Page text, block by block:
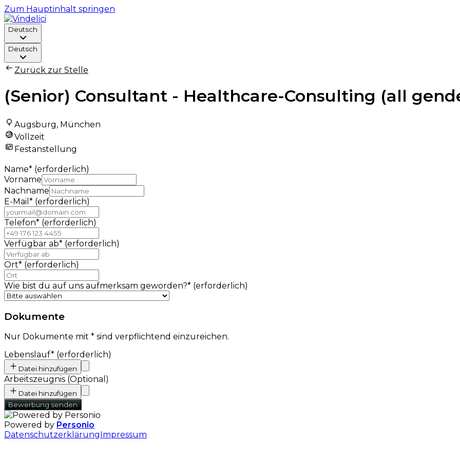
Zum Hauptinhalt springen
Deutsch
Deutsch
Zurück zur Stelle
(Senior) Consultant - Healthcare-Consulting (all
Augsburg, München
Vollzeit
Festanstellung
Name* (erforderlich)
Vorname
Nachname
E-Mail * (erforderlich)
Telefon* (erforderlich)
Verfügbar ab* (erforderlich)
Ort* (erforderlich)
Wie bist du auf uns aufmerksam geworden?* (erforderlich)
Dokumente
Nur Dokumente mit * sind verpflichtend einzureichen.
Lebenslauf* (erforderlich)
Datei hinzufügen
Arbeitszeugnis (Optional )
Datei hinzufügen
Bewerbung senden
Powered by Personio
Datenschutzerklärung Impressum